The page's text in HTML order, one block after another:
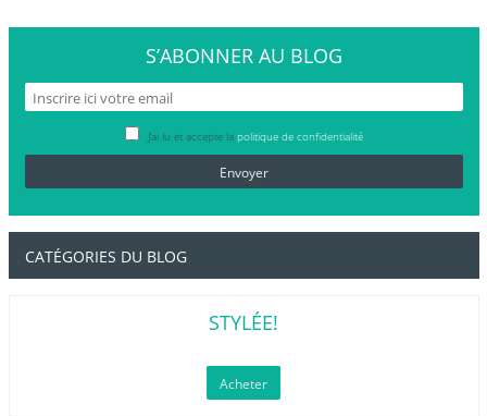
S’ABONNER AU BLOG
J’ai lu et accepte la politique de confidentialité
CATÉGORIES DU BLOG
STYLÉE!
Acheter